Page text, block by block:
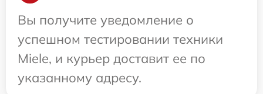
Вы получите уведомление о
успешном тестировании техники
Miele, и курьер доставит ее по
указанному адресу.